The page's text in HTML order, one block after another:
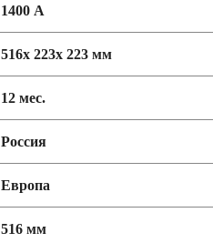
1400 А
516x 223x 223 мм
12 мес.
Россия
Европа
516 мм